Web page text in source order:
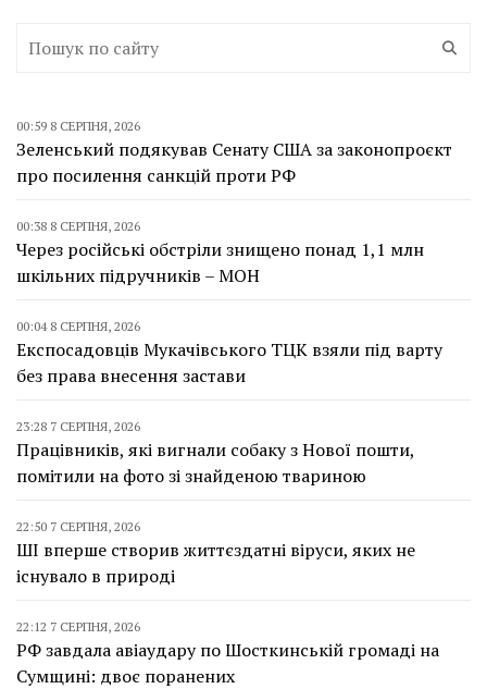
00:59 8 СЕРПНЯ, 2026
Зеленський подякував Сенату США за законопроєкт
про посилення санкцій проти РФ
00:38 8 СЕРПНЯ, 2026
Через російські обстріли знищено понад 1,1 млн
шкільних підручників – МОН
00:04 8 СЕРПНЯ, 2026
Експосадовців Мукачівського ТЦК взяли під варту
без права внесення застави
23:28 7 СЕРПНЯ, 2026
Працівників, які вигнали собаку з Нової пошти,
помітили на фото зі знайденою твариною
22:50 7 СЕРПНЯ, 2026
ШІ вперше створив життєздатні віруси, яких не
існувало в природі
22:12 7 СЕРПНЯ, 2026
РФ завдала авіаудару по Шосткинській громаді на
Сумщині: двоє поранених